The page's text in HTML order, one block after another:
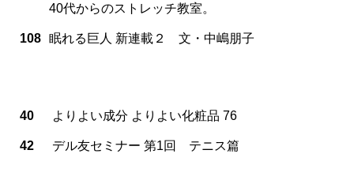
40代からのストレッチ教室。
108 眠れる巨人 新連載２ 文・中嶋朋子
40 よりよい成分 よりよい化粧品 76
42 デル友セミナー 第1回 テニス篇